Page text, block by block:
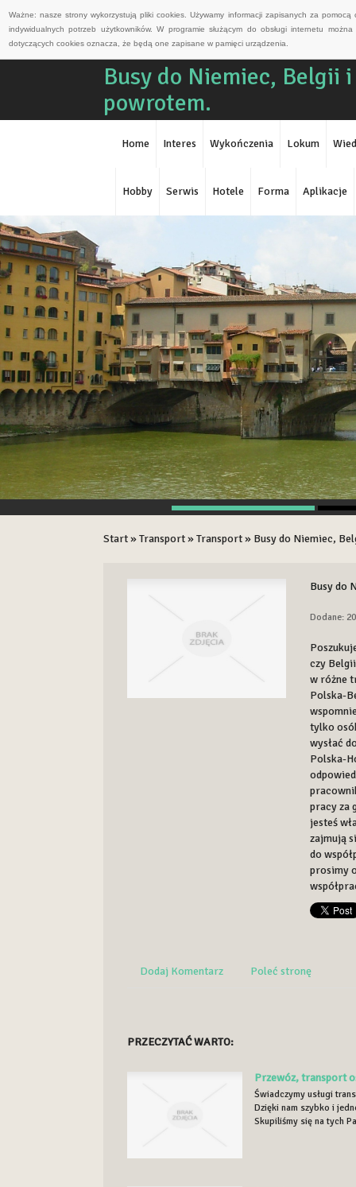
Ważne: nasze strony wykorzystują pliki cookies. Używamy informacji zapisanych za
indywidualnych potrzeb użytkowników. W programie służącym do obsługi internetu
dotyczących cookies oznacza, że będą one zapisane w pamięci urządzenia.
Busy do Niemiec, Belgii
powrotem.
Home Interes Wykończenia Lokum
Hobby Serwis Hotele Forma Aplikacje
Start»Transport»Transport» Busy do Niemiec,
Busy do
Dodane:
czy
w różne
Polska-
tylko
wysłać
Polska-
pracy za
jesteś
zajmują
do
prosimy
Dodaj Komentarz Poleć stronę
PRZECZYTAĆ WARTO:
Przewóz, transport
Świadczymy usługi
Dzięki nam szybko i
Skupiliśmy się na tych